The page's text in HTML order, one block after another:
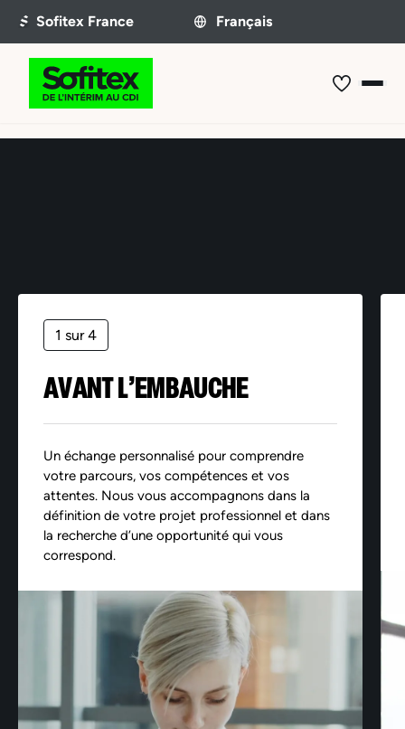
1 sur 4
AVANT L’EMBAUCHE
Un échange personnalisé pour comprendre
votre parcours, vos compétences et vos
attentes. Nous vous accompagnons dans la
définition de votre projet professionnel et dans
la recherche d’une opportunité qui vous
correspond.